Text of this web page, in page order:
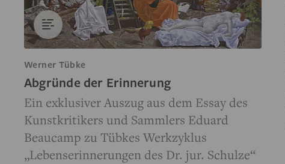
Werner Tübke
Abgründe der Erinnerung
Ein exklusiver Auszug aus dem Essay des
Kunstkritikers und Sammlers Eduard
Beaucamp zu Tübkes Werkzyklus
„Lebenserinnerungen des Dr. jur. Schulze“